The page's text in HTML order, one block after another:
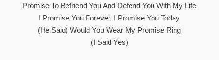
Promise To Befriend You And Defend You With My Life
I Promise You Forever, I Promise You Today
(He Said) Would You Wear My Promise Ring
(I Said Yes)